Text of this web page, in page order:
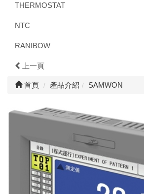
THERMOSTAT
NTC
RANIBOW
上一頁
首頁 產品介紹 SAMWON